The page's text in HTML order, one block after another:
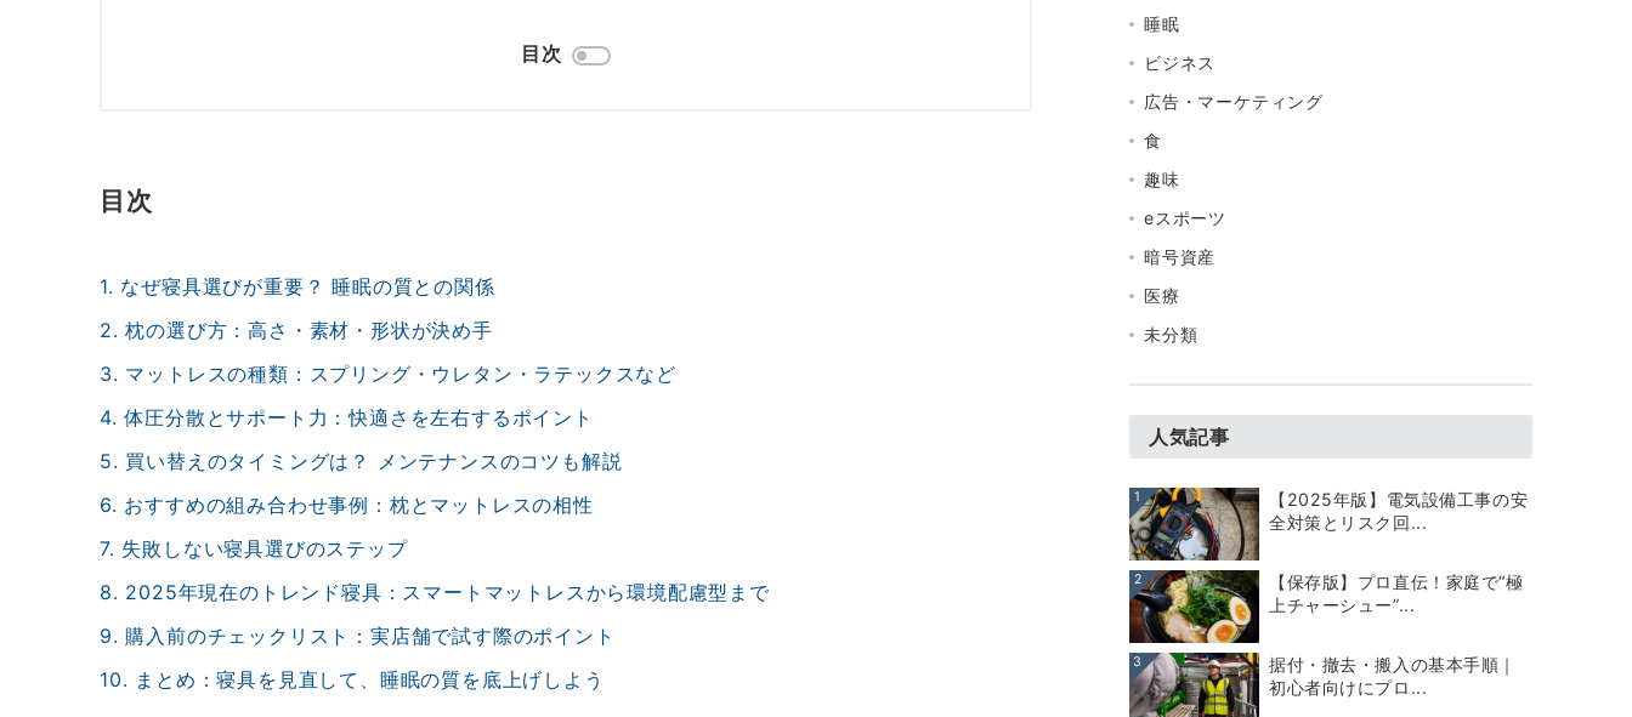
目次
目次
1. なぜ寝具選びが重要？ 睡眠の質との関係
2. 枕の選び方：高さ・素材・形状が決め手
3. マットレスの種類：スプリング・ウレタン・ラテックスなど
4. 体圧分散とサポート力：快適さを左右するポイント
5. 買い替えのタイミングは？ メンテナンスのコツも解説
6. おすすめの組み合わせ事例：枕とマットレスの相性
7. 失敗しない寝具選びのステップ
8. 2025年現在のトレンド寝具：スマートマットレスから環境配慮型まで
9. 購入前のチェックリスト：実店舗で試す際のポイント
10. まとめ：寝具を見直して、睡眠の質を底上げしよう
睡眠
ビジネス
広告・マーケティング
食
趣味
eスポーツ
暗号資産
医療
未分類
人気記事
1
【2025年版】電気設備工事の安
全対策とリスク回...
2
【保存版】プロ直伝！家庭で“極
上チャーシュー”...
3
据付・撤去・搬入の基本手順｜
初心者向けにプロ...